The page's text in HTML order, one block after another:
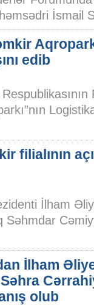
İsmail
edib
filialının
İlham
Səhmdar
İlham
olub